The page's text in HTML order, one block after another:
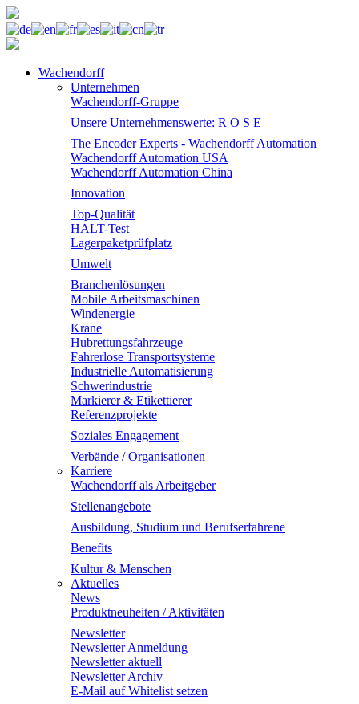
Wachendorff
Unternehmen
Wachendorff-Gruppe
Unsere Unternehmenswerte: R O S E
The Encoder Experts - Wachendorff Automation
Wachendorff Automation USA
Wachendorff Automation China
Innovation
Top-Qualität
HALT-Test
Lagerpaketprüfplatz
Umwelt
Branchenlösungen
Mobile Arbeitsmaschinen
Windenergie
Krane
Hubrettungsfahrzeuge
Fahrerlose Transportsysteme
Industrielle Automatisierung
Schwerindustrie
Markierer & Etikettierer
Referenzprojekte
Soziales Engagement
Verbände / Organisationen
Karriere
Wachendorff als Arbeitgeber
Stellenangebote
Ausbildung, Studium und Berufserfahrene
Benefits
Kultur & Menschen
Aktuelles
News
Produktneuheiten / Aktivitäten
Newsletter
Newsletter Anmeldung
Newsletter aktuell
Newsletter Archiv
E-Mail auf Whitelist setzen